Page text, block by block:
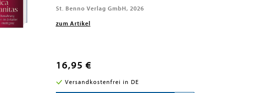
St. Benno Verlag GmbH, 2026
zum Artikel
16,95 €
Versandkostenfrei in DE